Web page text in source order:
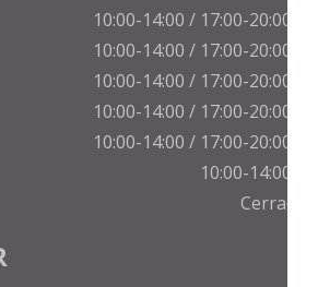
10:00-14:00 / 17:00-20:00 h
10:00-14:00 / 17:00-20:00 h
10:00-14:00 / 17:00-20:00 h
10:00-14:00 / 17:00-20:00 h
10:00-14:00 / 17:00-20:00 h
10:00-14:00 h
Cerrado